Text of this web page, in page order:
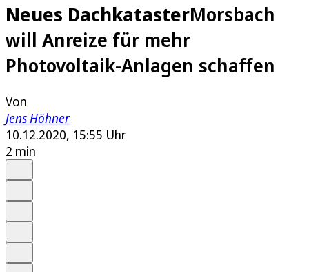
Neues DachkatasterMorsbach
will Anreize für mehr
Photovoltaik-Anlagen schaffen
Von
Jens Höhner
10.12.2020, 15:55 Uhr
2 min